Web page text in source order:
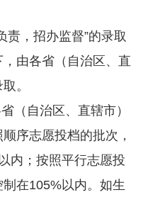
责，招办监督”的录取
由各省（自治区、直
。
（自治区、直辖市）
序志愿投档的批次，
内；按照平行志愿投
在105%以内。如生